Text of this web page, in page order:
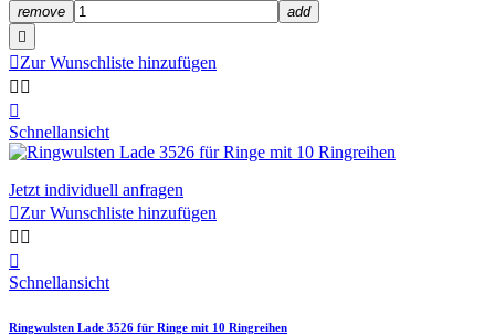
remove
add

Zur Wunschliste hinzufügen
 

Schnellansicht
Jetzt individuell anfragen
Zur Wunschliste hinzufügen
 

Schnellansicht
Ringwulsten Lade 3526 für Ringe mit 10 Ringreihen